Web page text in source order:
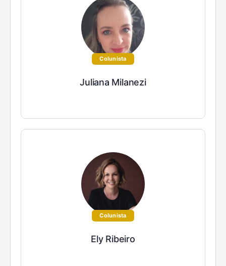
Colunista
Juliana Milanezi
Colunista
Ely Ribeiro